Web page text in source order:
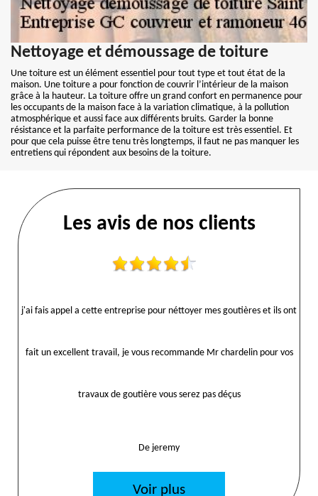
Nettoyage et démoussage de toiture
Une toiture est un élément essentiel pour tout type et tout état de la
maison. Une toiture a pour fonction de couvrir l’intérieur de la maison
grâce à la hauteur. La toiture offre un grand confort en permanence pour
les occupants de la maison face à la variation climatique, à la pollution
atmosphérique et aussi face aux différents bruits. Garder la bonne
résistance et la parfaite performance de la toiture est très essentiel. Et
pour que cela puisse être tenu très longtemps, il faut ne pas manquer les
entretiens qui répondent aux besoins de la toiture.
Les avis de nos clients
j'ai fais appel a cette entreprise pour néttoyer mes goutières et ils ont
fait un excellent travail, je vous recommande Mr chardelin pour vos
travaux de goutière vous serez pas déçus
De jeremy
Voir plus